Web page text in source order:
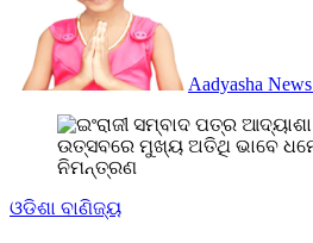
Aadyasha News
ଓଡିଶା ବାଣିଜ୍ୟ